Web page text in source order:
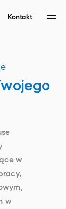
Kontakt
w
w